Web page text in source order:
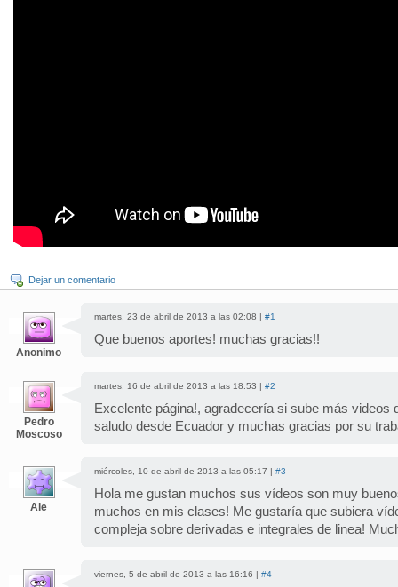
Dejar un comentario
Anonimo
martes, 23 de abril de 2013 a las 02:08 | #1
Que buenos aportes! muchas gracias!!
Pedro
Moscoso
martes, 16 de abril de 2013 a las 18:53 | #2
Excelente página!, agradecería si sube más videos
saludo desde Ecuador y muchas gracias por su
Ale
miércoles, 10 de abril de 2013 a las 05:17 | #3
Hola me gustan muchos sus vídeos son muy
muchos en mis clases! Me gustaría que subiera
compleja sobre derivadas e integrales de linea!
viernes, 5 de abril de 2013 a las 16:16 | #4